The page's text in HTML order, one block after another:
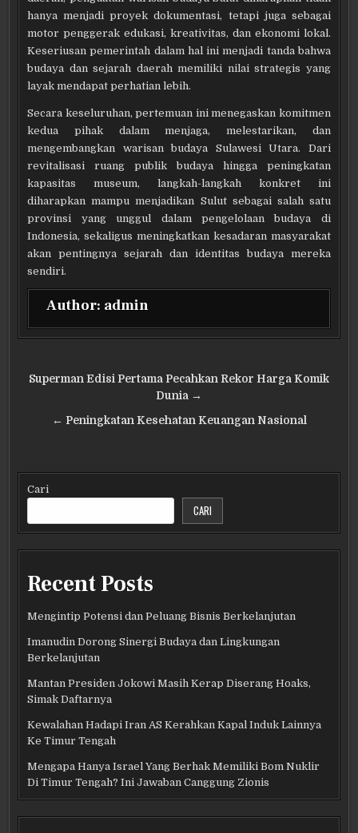
hanya menjadi proyek dokumentasi, tetapi juga sebagai
motor penggerak edukasi, kreativitas, dan ekonomi lokal.
Keseriusan pemerintah dalam hal ini menjadi tanda bahwa
budaya dan sejarah daerah memiliki nilai strategis yang
layak mendapat perhatian lebih.
Secara keseluruhan, pertemuan ini menegaskan komitmen
kedua pihak dalam menjaga, melestarikan, dan
mengembangkan warisan budaya Sulawesi Utara. Dari
revitalisasi ruang publik budaya hingga peningkatan
kapasitas museum, langkah-langkah konkret ini
diharapkan mampu menjadikan Sulut sebagai salah satu
provinsi yang unggul dalam pengelolaan budaya di
Indonesia, sekaligus meningkatkan kesadaran masyarakat
akan pentingnya sejarah dan identitas budaya mereka
sendiri.
Author: admin
Navigasi
Superman Edisi Pertama Pecahkan Rekor Harga Komik
Dunia →
← Peningkatan Kesehatan Keuangan Nasional
Cari
CARI
Recent Posts
Mengintip Potensi dan Peluang Bisnis Berkelanjutan
Imanudin Dorong Sinergi Budaya dan Lingkungan
Berkelanjutan
Mantan Presiden Jokowi Masih Kerap Diserang Hoaks,
Simak Daftarnya
Kewalahan Hadapi Iran AS Kerahkan Kapal Induk Lainnya
Ke Timur Tengah
Mengapa Hanya Israel Yang Berhak Memiliki Bom Nuklir
Di Timur Tengah? Ini Jawaban Canggung Zionis